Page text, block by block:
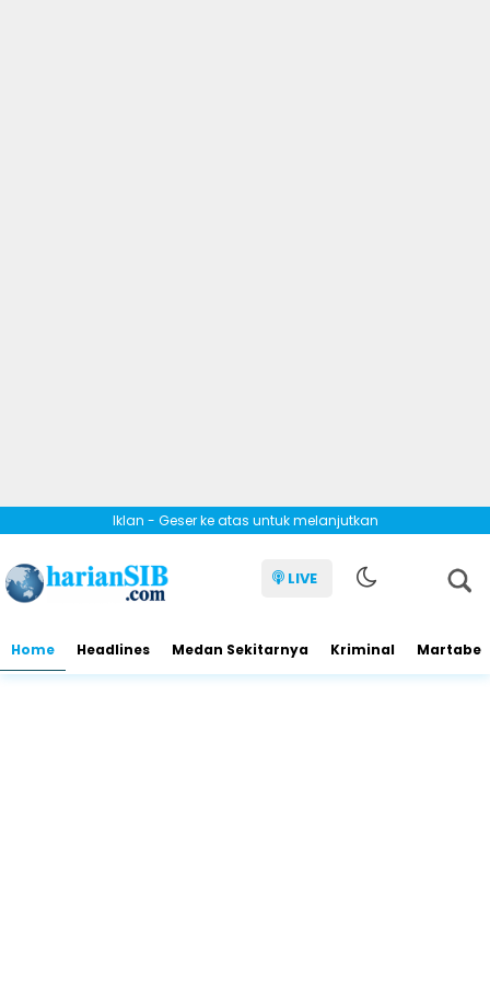
Iklan - Geser ke atas untuk melanjutkan
LIVE
Home Headlines Medan Sekitarnya Kriminal Martabe